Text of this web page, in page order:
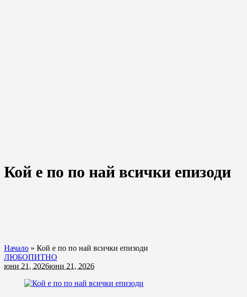
Кой е по по най всички епизоди
Начало » Кой е по по най всички епизоди
ЛЮБОПИТНО
юни 21, 2026юни 21, 2026